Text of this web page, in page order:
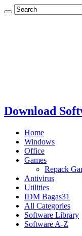
Download
Home
Windows
Office
Games
Repack
Antivirus
Utilities
IDM Bagas31
All Categories
Software Library
Software A-Z